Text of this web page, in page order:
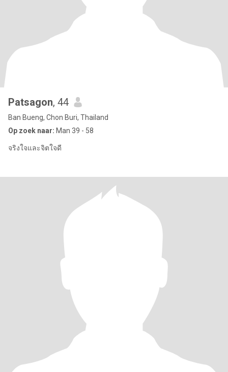
Patsagon, 44
Ban Bueng, Chon Buri, Thailand
Op zoek naar: Man 39 - 58
จริงใจและจิตใจดี